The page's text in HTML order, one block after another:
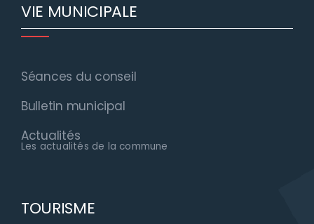
VIE MUNICIPALE
Séances du conseil
Bulletin municipal
Actualités
Les actualités de la commune
TOURISME